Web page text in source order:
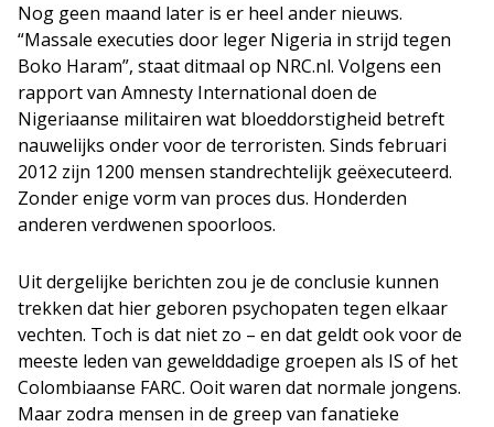
Nog geen maand later is er heel ander nieuws.
“Massale executies door leger Nigeria in strijd tegen
Boko Haram”, staat ditmaal op NRC.nl. Volgens een
rapport van Amnesty International doen de
Nigeriaanse militairen wat bloeddorstigheid betreft
nauwelijks onder voor de terroristen. Sinds februari
2012 zijn 1200 mensen standrechtelijk geëxecuteerd.
Zonder enige vorm van proces dus. Honderden
anderen verdwenen spoorloos.
Uit dergelijke berichten zou je de conclusie kunnen
trekken dat hier geboren psychopaten tegen elkaar
vechten. Toch is dat niet zo – en dat geldt ook voor de
meeste leden van gewelddadige groepen als IS of het
Colombiaanse FARC. Ooit waren dat normale jongens.
Maar zodra mensen in de greep van fanatieke